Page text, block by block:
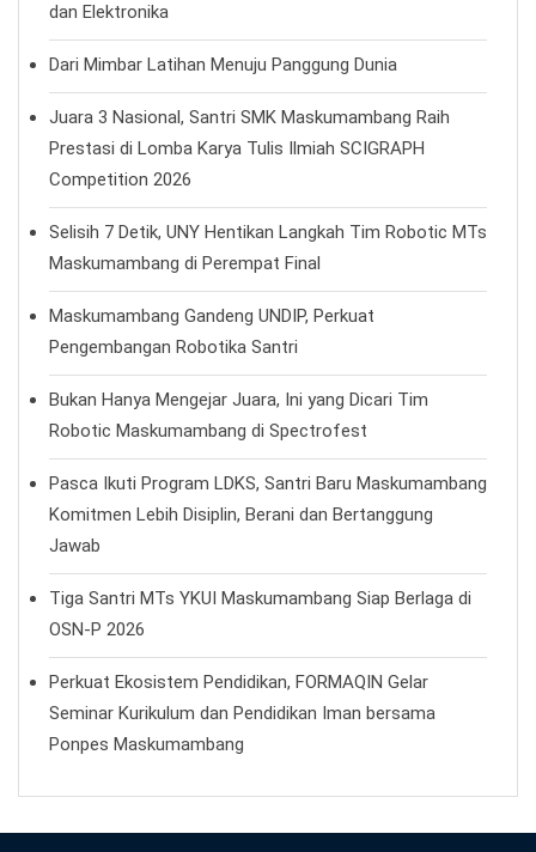
dan Elektronika
Dari Mimbar Latihan Menuju Panggung Dunia
Juara 3 Nasional, Santri SMK Maskumambang Raih
Prestasi di Lomba Karya Tulis Ilmiah SCIGRAPH
Competition 2026
Selisih 7 Detik, UNY Hentikan Langkah Tim Robotic MTs
Maskumambang di Perempat Final
Maskumambang Gandeng UNDIP, Perkuat
Pengembangan Robotika Santri
Bukan Hanya Mengejar Juara, Ini yang Dicari Tim
Robotic Maskumambang di Spectrofest
Pasca Ikuti Program LDKS, Santri Baru Maskumambang
Komitmen Lebih Disiplin, Berani dan Bertanggung
Jawab
Tiga Santri MTs YKUI Maskumambang Siap Berlaga di
OSN-P 2026
Perkuat Ekosistem Pendidikan, FORMAQIN Gelar
Seminar Kurikulum dan Pendidikan Iman bersama
Ponpes Maskumambang